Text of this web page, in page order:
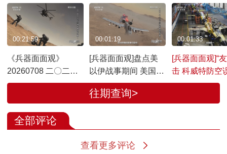
《兵器面面观》
20260708 二〇二六
上半年全球装备损耗
00:21:59
[兵器面面观]盘点美
以伊战事期间 美国和
伊朗的战斗机损失情
况
00:01:19
[兵器面面观]“
击 科威特防空
军F-15E
00:01:33
往期查询>
全部评论
查看更多评论